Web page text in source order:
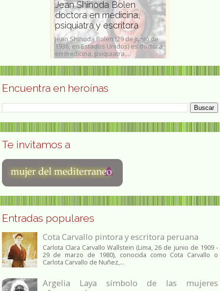
Jean Shinoda Bolen
doctora en medicina,
psiquiatra y escritora
Jean Shinoda Bolen (29 de junio de
1936, en Estados Unidos) es doctora
en medicina, psiquiatra,...
Encuentra en heroínas
Te invitamos a
Entradas populares
Cota Carvallo pintora y escritora peruana
Carlota Clara Carvallo Wallstein (Lima, 26 de junio de 1909 -
29 de marzo de 1980), conocida como Cota Carvallo o
Carlota Carvallo de Nuñez,...
Argelia Laya símbolo de las mujeres